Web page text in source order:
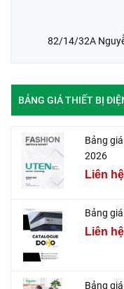
82/14/32A
BẢNG GIÁ THIẾT BỊ
Bảng
2026
Liên hệ
Bảng
Liên hệ
Bảng